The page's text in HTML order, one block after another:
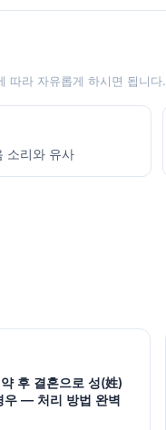
따라 자유롭게 하시면 됩니다.
소리와 유사
후 결혼으로 성(姓)
우 — 처리 방법 완벽